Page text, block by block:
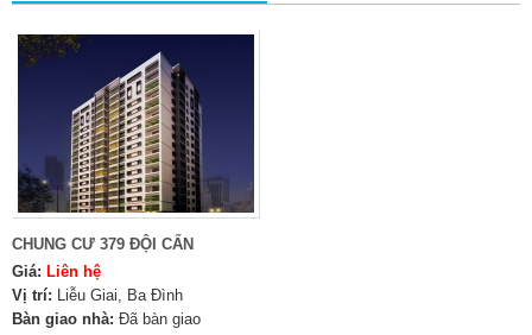
CHUNG CƯ 379 ĐỘI CẤN
Giá: Liên hệ
Vị trí: Liễu Giai, Ba Đình
Bàn giao nhà: Đã bàn giao